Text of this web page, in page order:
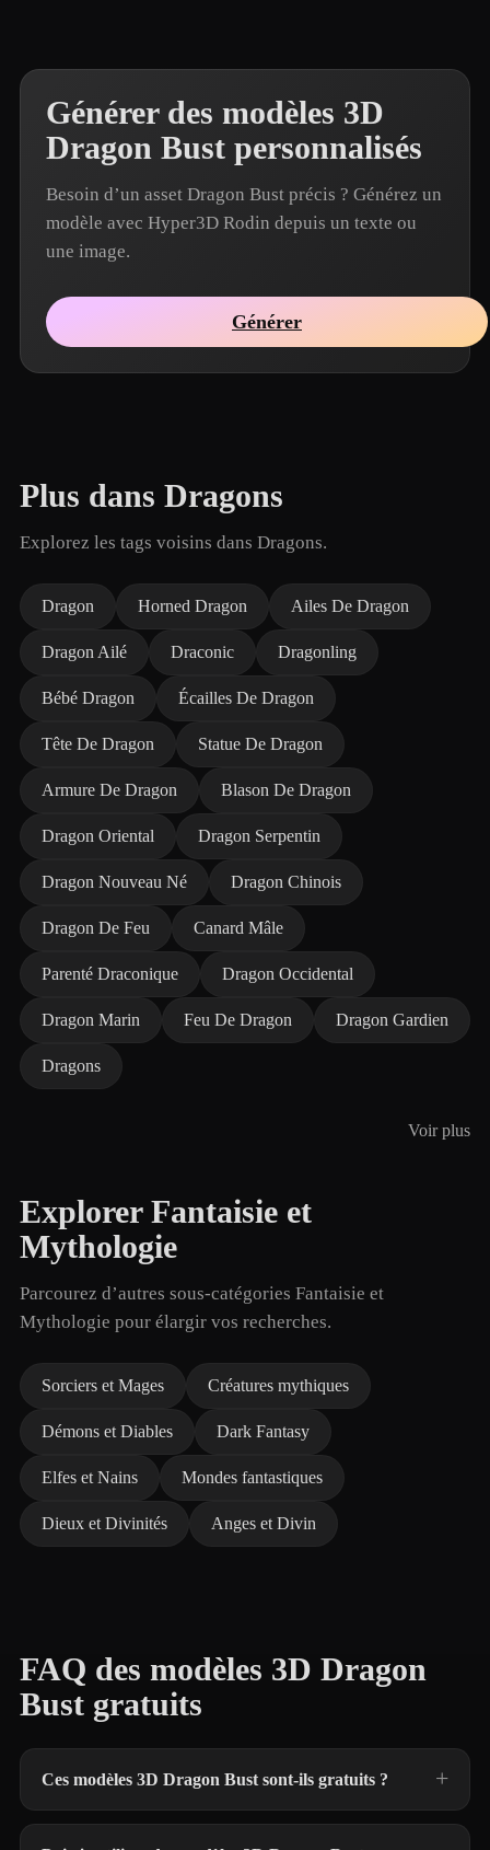
Générer des modèles 3D
Dragon Bust personnalisés
Besoin d’un asset Dragon Bust précis ? Générez un
modèle avec Hyper3D Rodin depuis un texte ou
une image.
Générer
Plus dans Dragons
Explorez les tags voisins dans Dragons.
Dragon Horned Dragon Ailes De Dragon
Dragon Ailé Draconic Dragonling
Bébé Dragon Écailles De Dragon
Tête De Dragon Statue De Dragon
Armure De Dragon Blason De Dragon
Dragon Oriental Dragon Serpentin
Dragon Nouveau Né Dragon Chinois
Dragon De Feu Canard Mâle
Parenté Draconique Dragon Occidental
Dragon Marin Feu De Dragon Dragon Gardien
Dragons
Voir plus
Explorer Fantaisie et
Mythologie
Parcourez d’autres sous-catégories Fantaisie et
Mythologie pour élargir vos recherches.
Sorciers et Mages Créatures mythiques
Démons et Diables Dark Fantasy
Elfes et Nains Mondes fantastiques
Dieux et Divinités Anges et Divin
FAQ des modèles 3D Dragon
Bust gratuits
Ces modèles 3D Dragon Bust sont-ils gratuits ?